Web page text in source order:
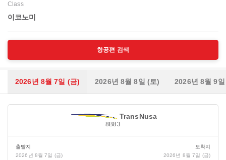
Class
이코노미
항공편 검색
2026년 8월 7일 (금) 2026년 8월 8일 (토) 2026년 8월 9
TransNusa
8B83
출발지
2026년 8월 7일 (금)
도착지
2026년 8월 7일 (금)